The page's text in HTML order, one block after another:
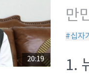
20:19
만
#십자
1.